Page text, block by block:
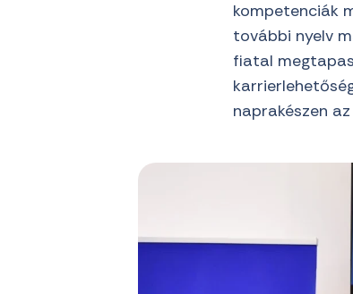
kompetenciák
további nyelv
fiatal
naprakészen